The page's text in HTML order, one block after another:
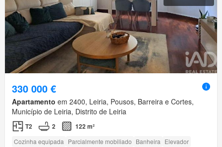
330 000 €
Apartamento em 2400, Leiria, Pousos, Barreira e Cortes,
Município de Leiria, Distrito de Leiria
T2 2 122 m²
Cozinha equipada Parcialmente mobiliado Banheira Elevador